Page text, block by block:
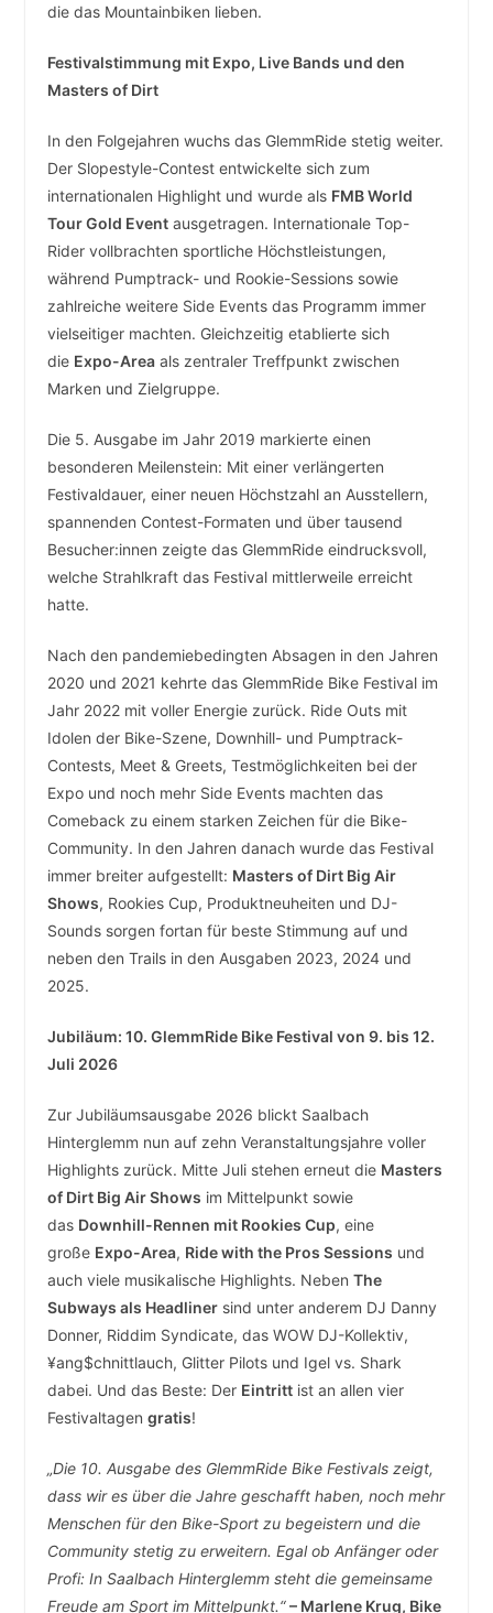
die das Mountainbiken lieben.
Festivalstimmung mit Expo, Live Bands und den
Masters of Dirt
In den Folgejahren wuchs das GlemmRide stetig weiter.
Der Slopestyle-Contest entwickelte sich zum
internationalen Highlight und wurde als FMB World
Tour Gold Eventausgetragen. Internationale Top-
Rider vollbrachten sportliche Höchstleistungen,
während Pumptrack- und Rookie-Sessions sowie
zahlreiche weitere Side Events das Programm immer
vielseitiger machten. Gleichzeitig etablierte sich
die Expo-Areaals zentraler Treffpunkt zwischen
Marken und Zielgruppe.
Die 5. Ausgabe im Jahr 2019 markierte einen
besonderen Meilenstein: Mit einer verlängerten
Festivaldauer, einer neuen Höchstzahl an Ausstellern,
spannenden Contest-Formaten und über tausend
Besucher:innen zeigte das GlemmRide eindrucksvoll,
welche Strahlkraft das Festival mittlerweile erreicht
hatte.
Nach den pandemiebedingten Absagen in den Jahren
2020 und 2021 kehrte das GlemmRide Bike Festival im
Jahr 2022 mit voller Energie zurück. Ride Outs mit
Idolen der Bike-Szene, Downhill- und Pumptrack-
Contests, Meet & Greets, Testmöglichkeiten bei der
Expo und noch mehr Side Events machten das
Comeback zu einem starken Zeichen für die Bike-
Community. In den Jahren danach wurde das Festival
immer breiter aufgestellt: Masters of Dirt Big Air
Shows, Rookies Cup, Produktneuheiten und DJ-
Sounds sorgen fortan für beste Stimmung auf und
neben den Trails in den Ausgaben 2023, 2024 und
2025.
Jubiläum: 10. GlemmRide Bike Festival von 9. bis 12.
Juli 2026
Zur Jubiläumsausgabe 2026 blickt Saalbach
Hinterglemm nun auf zehn Veranstaltungsjahre voller
Highlights zurück. Mitte Juli stehen erneut die Masters
of Dirt Big Air Shows im Mittelpunkt sowie
das Downhill-Rennen mit Rookies Cup, eine
große Expo-Area, Ride with the Pros Sessions und
auch viele musikalische Highlights. Neben The
Subways als Headlinersind unter anderem DJ Danny
Donner, Riddim Syndicate, das WOW DJ-Kollektiv,
¥ang$chnittlauch, Glitter Pilots und Igel vs. Shark
dabei. Und das Beste: Der Eintrittist an allen vier
Festivaltagen gratis!
„Die 10. Ausgabe des GlemmRide Bike Festivals zeigt,
dass wir es über die Jahre geschafft haben, noch mehr
Menschen für den Bike-Sport zu begeistern und die
Community stetig zu erweitern. Egal ob Anfänger oder
Profi: In Saalbach Hinterglemm steht die gemeinsame
Freude am Sport im Mittelpunkt.“– Marlene Krug, Bike